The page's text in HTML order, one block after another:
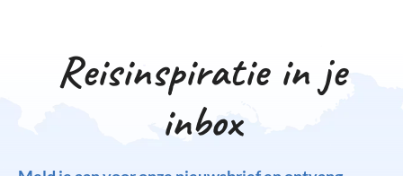
Reisinspiratie in je
inbox